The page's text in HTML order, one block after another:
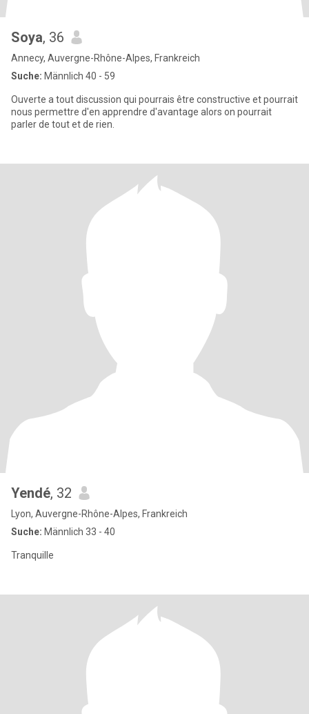
Soya, 36
Annecy, Auvergne-Rhône-Alpes, Frankreich
Suche: Männlich 40 - 59
Ouverte a tout discussion qui pourrais être constructive et pourrait
nous permettre d'en apprendre d'avantage alors on pourrait
parler de tout et de rien.
Yendé, 32
Lyon, Auvergne-Rhône-Alpes, Frankreich
Suche: Männlich 33 - 40
Tranquille